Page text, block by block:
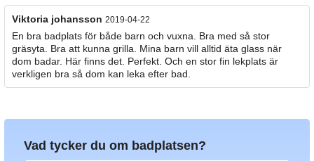
Viktoria johansson 2019-04-22
En bra badplats för både barn och vuxna. Bra med så stor
gräsyta. Bra att kunna grilla. Mina barn vill alltid äta glass när
dom badar. Här finns det. Perfekt. Och en stor fin lekplats är
verkligen bra så dom kan leka efter bad.
Vad tycker du om badplatsen?